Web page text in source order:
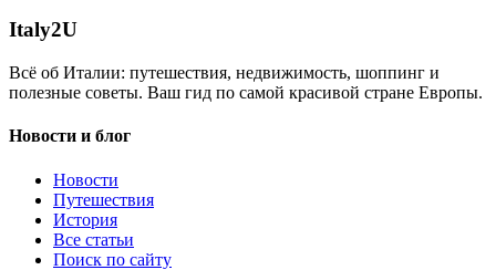
Italy2U
Всё об Италии: путешествия, недвижимость, шоппинг и
полезные советы. Ваш гид по самой красивой стране Европы.
Новости и блог
Новости
Путешествия
История
Все статьи
Поиск по сайту